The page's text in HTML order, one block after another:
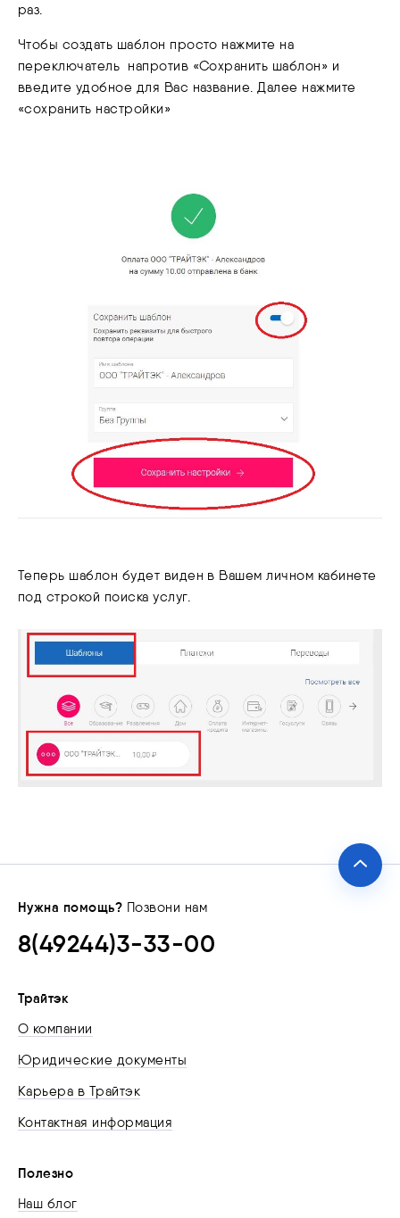
раз.
Чтобы создать шаблон просто нажмите на
переключатель напротив «Сохранить шаблон» и
введите удобное для Вас название. Далее нажмите
«сохранить настройки»
Теперь шаблон будет виден в Вашем личном кабинете
под строкой поиска услуг.
Нужна помощь? Позвони нам
8(49244)3-33-00
Трайтэк
О компании
Юридические документы
Карьера в Трайтэк
Контактная информация
Полезно
Наш блог